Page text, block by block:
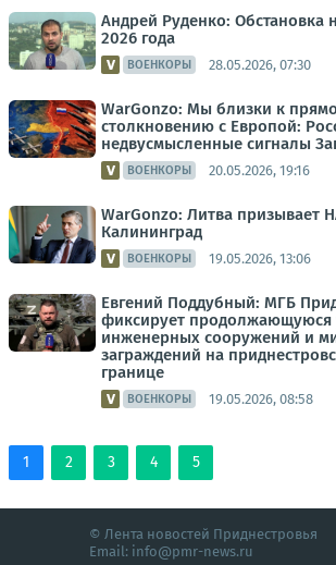
Андрей Руденко: Обстановка
2026 года
ВОЕНКОРЫ 28.05.2026, 07:30
WarGonzo: Мы близки к
столкновению с Европой:
недвусмысленные сигналы
ВОЕНКОРЫ 20.05.2026, 19:16
WarGonzo: Литва призывает
Калининград
ВОЕНКОРЫ 19.05.2026, 13:06
Евгений Поддубный: МГБ
фиксирует продолжающуюся
инженерных сооружений и
заграждений на
границе
ВОЕНКОРЫ 19.05.2026, 08:58
1 2 3 4 5
© Лента новостей Приднестровья
Email: info@pmr-news.ru